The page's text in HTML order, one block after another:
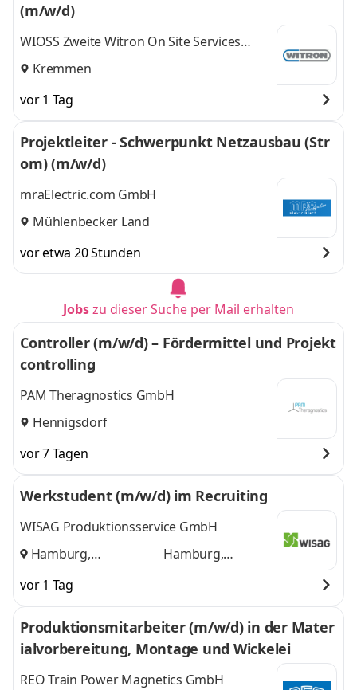
(m/w/d)
WIOSS Zweite Witron On Site Services
GmbH
Kremmen
vor 1 Tag
Projektleiter - Schwerpunkt Netzausbau (Str
om) (m/w/d)
mraElectric.com GmbH
Mühlenbecker Land
vor etwa 20 Stunden
Jobszu dieser Suche per Mail erhalten
Controller (m/w/d) – Fördermittel und Projekt
controlling
PAM Theragnostics GmbH
Hennigsdorf
vor 7 Tagen
Werkstudent (m/w/d) im Recruiting
WISAG Produktionsservice GmbH
Hamburg,
Hamburg,
vor 1 Tag
Produktionsmitarbeiter (m/w/d) in der Mater
ialvorbereitung, Montage und Wickelei
REO Train Power Magnetics GmbH